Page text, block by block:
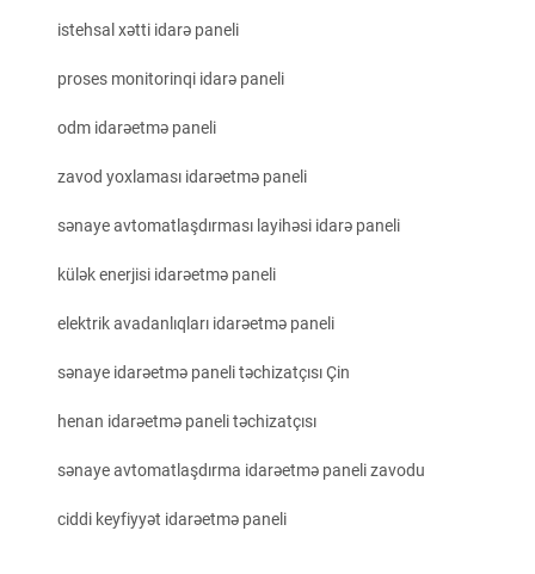
istehsal xətti idarə paneli
proses monitorinqi idarə paneli
odm idarəetmə paneli
zavod yoxlaması idarəetmə paneli
sənaye avtomatlaşdırması layihəsi idarə paneli
külək enerjisi idarəetmə paneli
elektrik avadanlıqları idarəetmə paneli
sənaye idarəetmə paneli təchizatçısı Çin
henan idarəetmə paneli təchizatçısı
sənaye avtomatlaşdırma idarəetmə paneli zavodu
ciddi keyfiyyət idarəetmə paneli